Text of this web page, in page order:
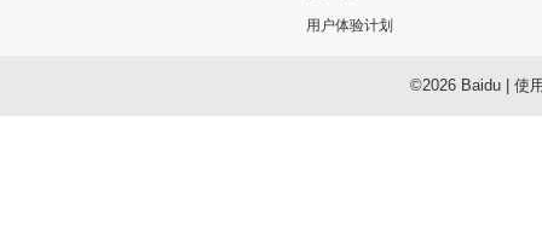
用户体验计划
©2026 Baidu| 使